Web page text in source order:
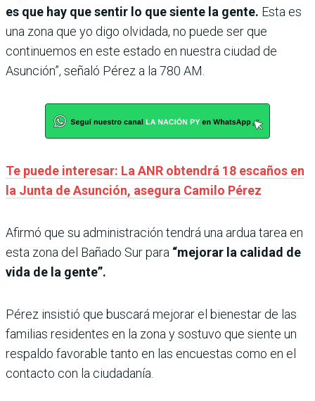
es que hay que sentir lo que siente la gente. Esta es
una zona que yo digo olvidada, no puede ser que
continuemos en este estado en nuestra ciudad de
Asunción”, señaló Pérez a la 780 AM.
Te puede interesar: La ANR obtendrá 18 escaños en
la Junta de Asunción, asegura Camilo Pérez
Afirmó que su administración tendrá una ardua tarea en
esta zona del Bañado Sur para “mejorar la calidad de
vida de la gente”.
Pérez insistió que buscará mejorar el bienestar de las
familias residentes en la zona y sostuvo que siente un
respaldo favorable tanto en las encuestas como en el
contacto con la ciudadanía.